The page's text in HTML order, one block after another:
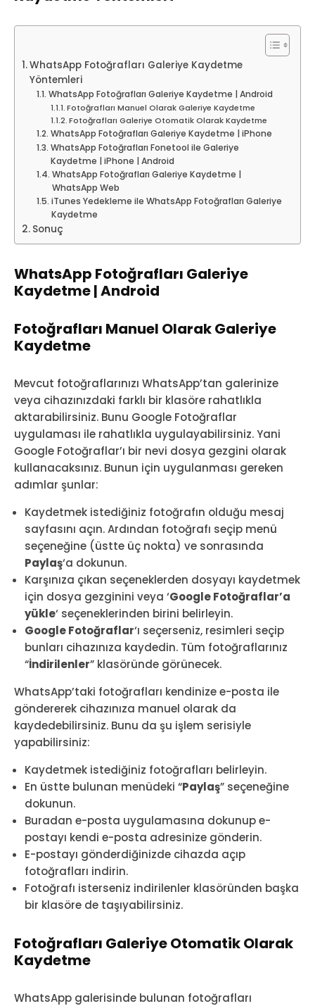
WhatsApp Fotoğrafları Galeriye Kaydetme
Yöntemleri
WhatsApp Fotoğrafları Galeriye Kaydetme | Android
Fotoğrafları Manuel Olarak Galeriye Kaydetme
Fotoğrafları Galeriye Otomatik Olarak Kaydetme
WhatsApp Fotoğrafları Galeriye Kaydetme | iPhone
WhatsApp Fotoğrafları Fonetool ile Galeriye
Kaydetme | iPhone | Android
WhatsApp Fotoğrafları Galeriye Kaydetme |
WhatsApp Web
iTunes Yedekleme ile WhatsApp Fotoğrafları Galeriye
Kaydetme
Sonuç
WhatsApp Fotoğrafları Galeriye
Kaydetme | Android
Fotoğrafları Manuel Olarak Galeriye
Kaydetme
Mevcut fotoğraflarınızı WhatsApp’tan galerinize
veya cihazınızdaki farklı bir klasöre rahatlıkla
aktarabilirsiniz. Bunu Google Fotoğraflar
uygulaması ile rahatlıkla uygulayabilirsiniz. Yani
Google Fotoğraflar’ı bir nevi dosya gezgini olarak
kullanacaksınız. Bunun için uygulanması gereken
adımlar şunlar:
Kaydetmek istediğiniz fotoğrafın olduğu mesaj
sayfasını açın. Ardından fotoğrafı seçip menü
seçeneğine (üstte üç nokta) ve sonrasında
Paylaş‘a dokunun.
Karşınıza çıkan seçeneklerden dosyayı kaydetmek
için dosya gezginini veya ‘Google Fotoğraflar’a
yükle‘ seçeneklerinden birini belirleyin.
Google Fotoğraflar‘ı seçerseniz, resimleri seçip
bunları cihazınıza kaydedin. Tüm fotoğraflarınız
“İndirilenler” klasöründe görünecek.
WhatsApp’taki fotoğrafları kendinize e-posta ile
göndererek cihazınıza manuel olarak da
kaydedebilirsiniz. Bunu da şu işlem serisiyle
yapabilirsiniz:
Kaydetmek istediğiniz fotoğrafları belirleyin.
En üstte bulunan menüdeki “Paylaş” seçeneğine
dokunun.
Buradan e-posta uygulamasına dokunup e-
postayı kendi e-posta adresinize gönderin.
E-postayı gönderdiğinizde cihazda açıp
fotoğrafları indirin.
Fotoğrafı isterseniz indirilenler klasöründen başka
bir klasöre de taşıyabilirsiniz.
Fotoğrafları Galeriye Otomatik Olarak
Kaydetme
WhatsApp galerisinde bulunan fotoğrafları